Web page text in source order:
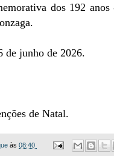
dos 192
de junho de 2026.
de Natal.
às 08:40